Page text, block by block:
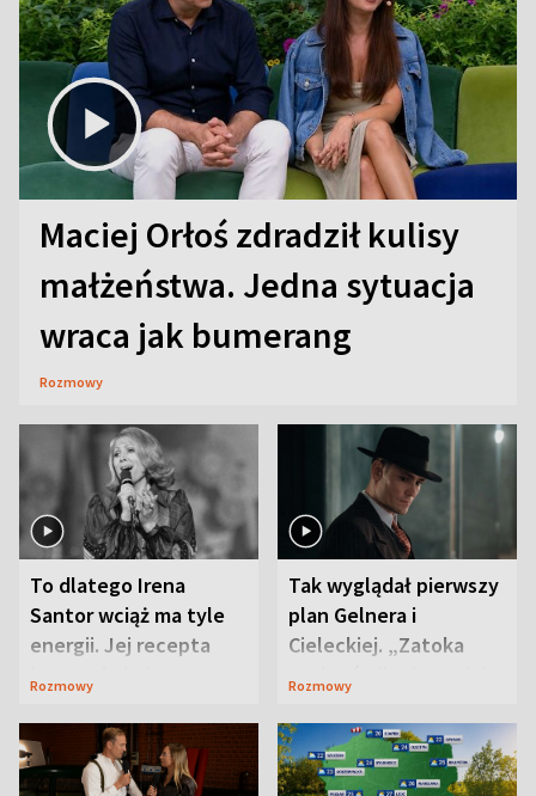
Maciej Orłoś zdradził kulisy
małżeństwa. Jedna sytuacja
wraca jak bumerang
Rozmowy
To dlatego Irena
Santor wciąż ma tyle
energii. Jej recepta
jest zaskakująco
Rozmowy
Tak wyglądał pierwszy
plan Gelnera i
Cieleckiej. „Zatoka
szpiegów” od razu ich
Rozmowy